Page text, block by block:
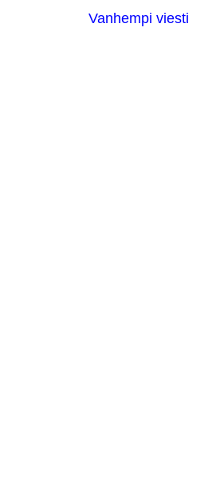
Vanhempi viesti